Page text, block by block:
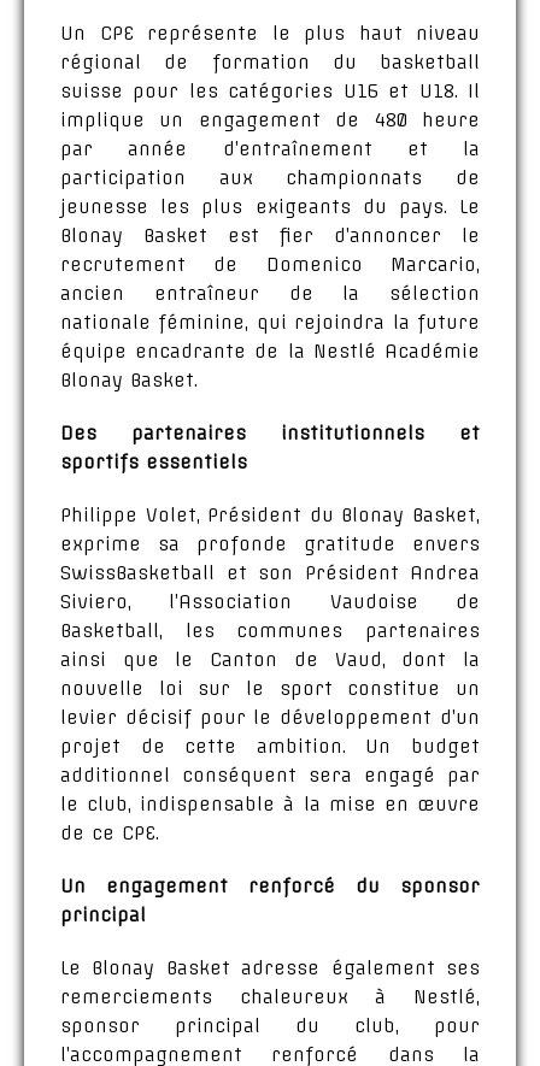
Un CPE représente le plus haut niveau
régional de formation du basketball
suisse pour les catégories U16 et U18. Il
implique un engagement de 480 heure
par année d’entraînement et la
participation aux championnats de
jeunesse les plus exigeants du pays. Le
Blonay Basket est fier d’annoncer le
recrutement de Domenico Marcario,
ancien entraîneur de la sélection
nationale féminine, qui rejoindra la future
équipe encadrante de la Nestlé Académie
Blonay Basket.
Des partenaires institutionnels et
sportifs essentiels
Philippe Volet, Président du Blonay Basket,
exprime sa profonde gratitude envers
SwissBasketball et son Président Andrea
Siviero, l’Association Vaudoise de
Basketball, les communes partenaires
ainsi que le Canton de Vaud, dont la
nouvelle loi sur le sport constitue un
levier décisif pour le développement d’un
projet de cette ambition. Un budget
additionnel conséquent sera engagé par
le club, indispensable à la mise en œuvre
de ce CPE.
Un engagement renforcé du sponsor
principal
Le Blonay Basket adresse également ses
remerciements chaleureux à Nestlé,
sponsor principal du club, pour
l’accompagnement renforcé dans la